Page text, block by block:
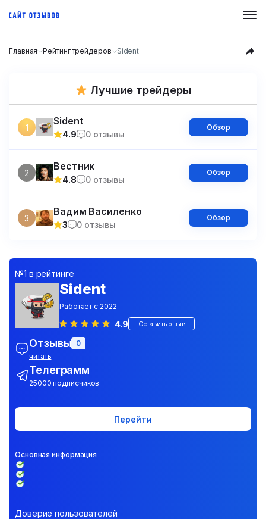
Главная Рейтинг трейдеров Sident
Лучшие трейдеры
1
Sident
4.9 0 отзывы
Обзор
2
Вестник
4.8 0 отзывы
Обзор
3
Вадим Василенко
3 0 отзывы
Обзор
№1 в рейтинге
Sident
Работает с 2022
4.9 Оставить отзыв
Отзывы 0
читать
Телеграмм
25000 подписчиков
Основная информация
Перейти
Доверие пользователей